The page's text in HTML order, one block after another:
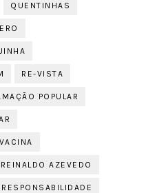
QUENTINHAS
RE-VISTA
POPULAR
REINALDO AZEVEDO
RESPONSABILIDADE